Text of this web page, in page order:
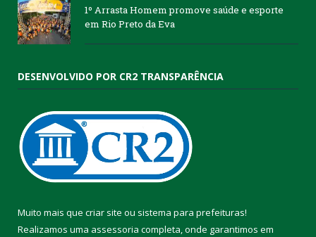
1º Arrasta Homem promove saúde e esporte
em Rio Preto da Eva
DESENVOLVIDO POR CR2 TRANSPARÊNCIA
Muito mais que criar site ou sistema para prefeituras!
Realizamos uma assessoria completa, onde garantimos em